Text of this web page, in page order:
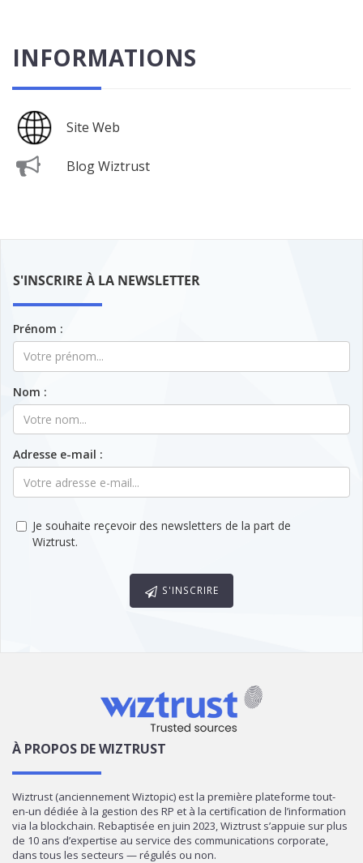
INFORMATIONS
Site Web
Blog Wiztrust
S'INSCRIRE À LA NEWSLETTER
Prénom :
Nom :
Adresse e-mail :
Je souhaite reçevoir des newsletters de la part de
Wiztrust.
S'INSCRIRE
À PROPOS DE WIZTRUST
Wiztrust (anciennement Wiztopic) est la première plateforme tout-
en-un dédiée à la gestion des RP et à la certification de l’information
via la blockchain. Rebaptisée en juin 2023, Wiztrust s’appuie sur plus
de 10 ans d’expertise au service des communications corporate,
dans tous les secteurs — régulés ou non.